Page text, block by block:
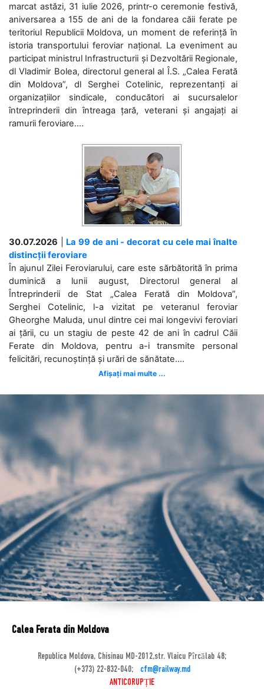
marcat astăzi, 31 iulie 2026, printr-o ceremonie festivă,
aniversarea a 155 de ani de la fondarea căii ferate pe
teritoriul Republicii Moldova, un moment de referință în
istoria transportului feroviar național. La eveniment au
participat ministrul Infrastructurii și Dezvoltării Regionale,
dl Vladimir Bolea, directorul general al Î.S. „Calea Ferată
din Moldova”, dl Serghei Cotelinic, reprezentanți ai
organizațiilor sindicale, conducători ai sucursalelor
întreprinderii din întreaga țară, veterani și angajați ai
ramurii feroviare....
30.07.2026
La 99 de ani - decorat cu cele mai înalte
distincții feroviare
În ajunul Zilei Feroviarului, care este sărbătorită în prima
duminică a lunii august, Directorul general al
Întreprinderii de Stat „Calea Ferată din Moldova”,
Serghei Cotelinic, l-a vizitat pe veteranul feroviar
Gheorghe Maluda, unul dintre cei mai longevivi feroviari
ai țării, cu un stagiu de peste 42 de ani în cadrul Căii
Ferate din Moldova, pentru a-i transmite personal
felicitări, recunoștință și urări de sănătate....
Afișați mai multe ...
Calea Ferata din Moldova
Republica Moldova, Chisinau MD-2012,str. Vlaicu Pîrcălab 48;
(+373) 22-832-040;
cfm@railway.md
ANTICORUPȚIE